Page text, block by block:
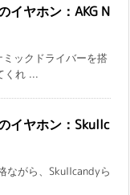
イヤホン：AKG N
ックドライバーを搭
くれ ...
イヤホン：Skullc
ながら、Skullcandyら